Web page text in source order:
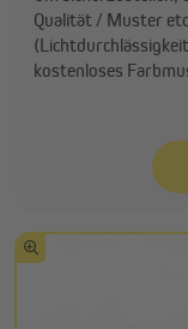
Qualität / Muster
kostenloses